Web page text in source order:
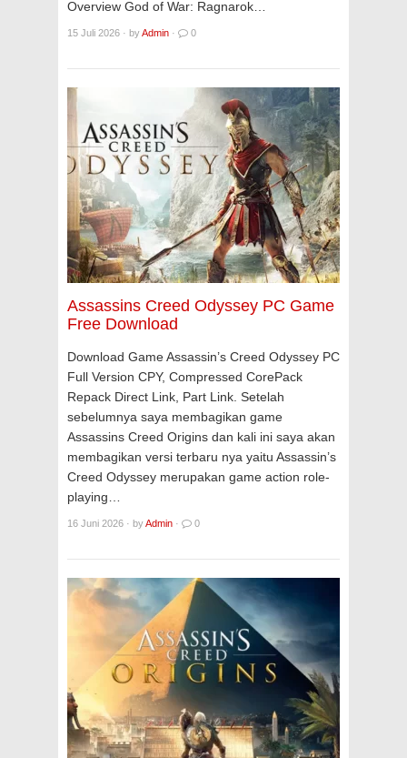
Overview God of War: Ragnarok…
15 Juli 2026 · byAdmin · 0
Assassins Creed Odyssey PC Game
Free Download
Download Game Assassin’s Creed Odyssey PC
Full Version CPY, Compressed CorePack
Repack Direct Link, Part Link. Setelah
sebelumnya saya membagikan game
Assassins Creed Origins dan kali ini saya akan
membagikan versi terbaru nya yaitu Assassin’s
Creed Odyssey merupakan game action role-
playing…
16 Juni 2026 · byAdmin · 0